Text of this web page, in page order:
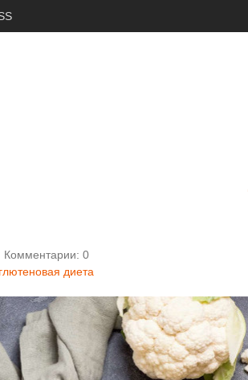
Комментарии: 0
диета